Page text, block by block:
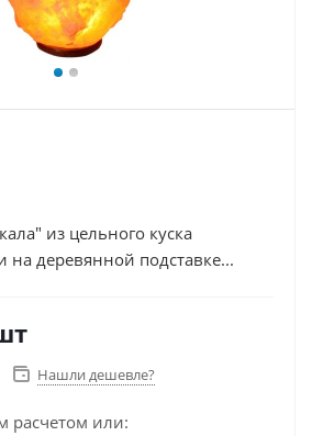
из цельного куска
на деревянной подставке...
Нашли дешевле?
расчетом или: